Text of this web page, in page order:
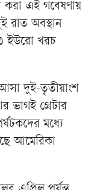
করা এই গবেষণায়
রাত অবস্থান
ইউরো খরচ
দুই-তৃতীয়াংশ
ভাগই গ্রেটার
মধ্যে
আমেরিকা